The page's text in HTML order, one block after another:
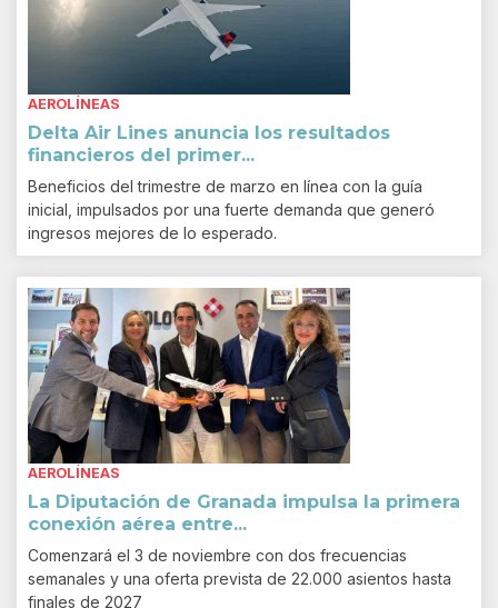
AEROLÍNEAS
Delta Air Lines anuncia los resultados
financieros del primer...
Beneficios del trimestre de marzo en línea con la guía
inicial, impulsados por una fuerte demanda que generó
ingresos mejores de lo esperado.
AEROLÍNEAS
La Diputación de Granada impulsa la primera
conexión aérea entre...
Comenzará el 3 de noviembre con dos frecuencias
semanales y una oferta prevista de 22.000 asientos hasta
finales de 2027